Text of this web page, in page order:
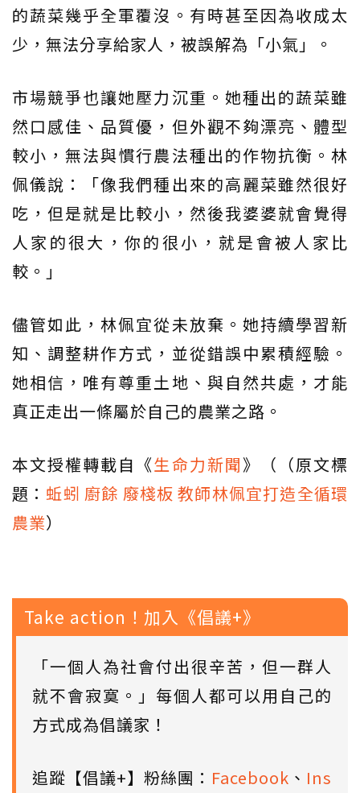
的蔬菜幾乎全軍覆沒。有時甚至因為收成太
少，無法分享給家人，被誤解為「小氣」。
市場競爭也讓她壓力沉重。她種出的蔬菜雖
然口感佳、品質優，但外觀不夠漂亮、體型
較小，無法與慣行農法種出的作物抗衡。林
佩儀說：「像我們種出來的高麗菜雖然很好
吃，但是就是比較小，然後我婆婆就會覺得
人家的很大，你的很小，就是會被人家比
較。」
儘管如此，林佩宜從未放棄。她持續學習新
知、調整耕作方式，並從錯誤中累積經驗。
她相信，唯有尊重土地、與自然共處，才能
真正走出一條屬於自己的農業之路。
本文授權轉載自《生命力新聞》（（原文標
題： 蚯蚓 廚餘 廢棧板 教師林佩宜打造全循環
農業）
Take action！加入《倡議+》
「一個人為社會付出很辛苦，但一群人
就不會寂寞。」每個人都可以用自己的
方式成為倡議家！
追蹤【倡議+】粉絲團： Facebook 、 Ins